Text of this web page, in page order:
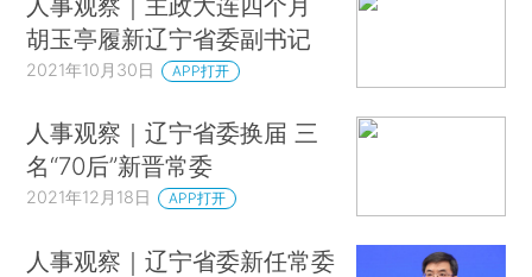
胡玉亭履新辽宁省委副书记
2021年10月30日 APP打开
人事观察｜辽宁省委换届 三
名“70后”新晋常委
2021年12月18日 APP打开
人事观察｜辽宁省委新任常委